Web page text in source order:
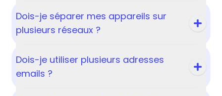
Dois-je séparer mes appareils sur
plusieurs réseaux ?
Dois-je utiliser plusieurs adresses
emails ?